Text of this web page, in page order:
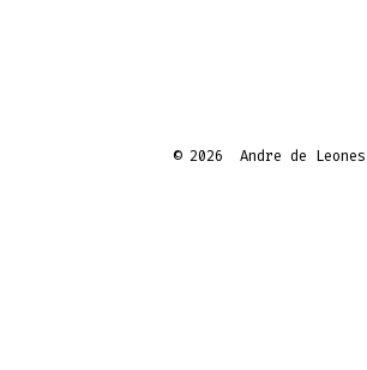
© 2026 Andre de Leones